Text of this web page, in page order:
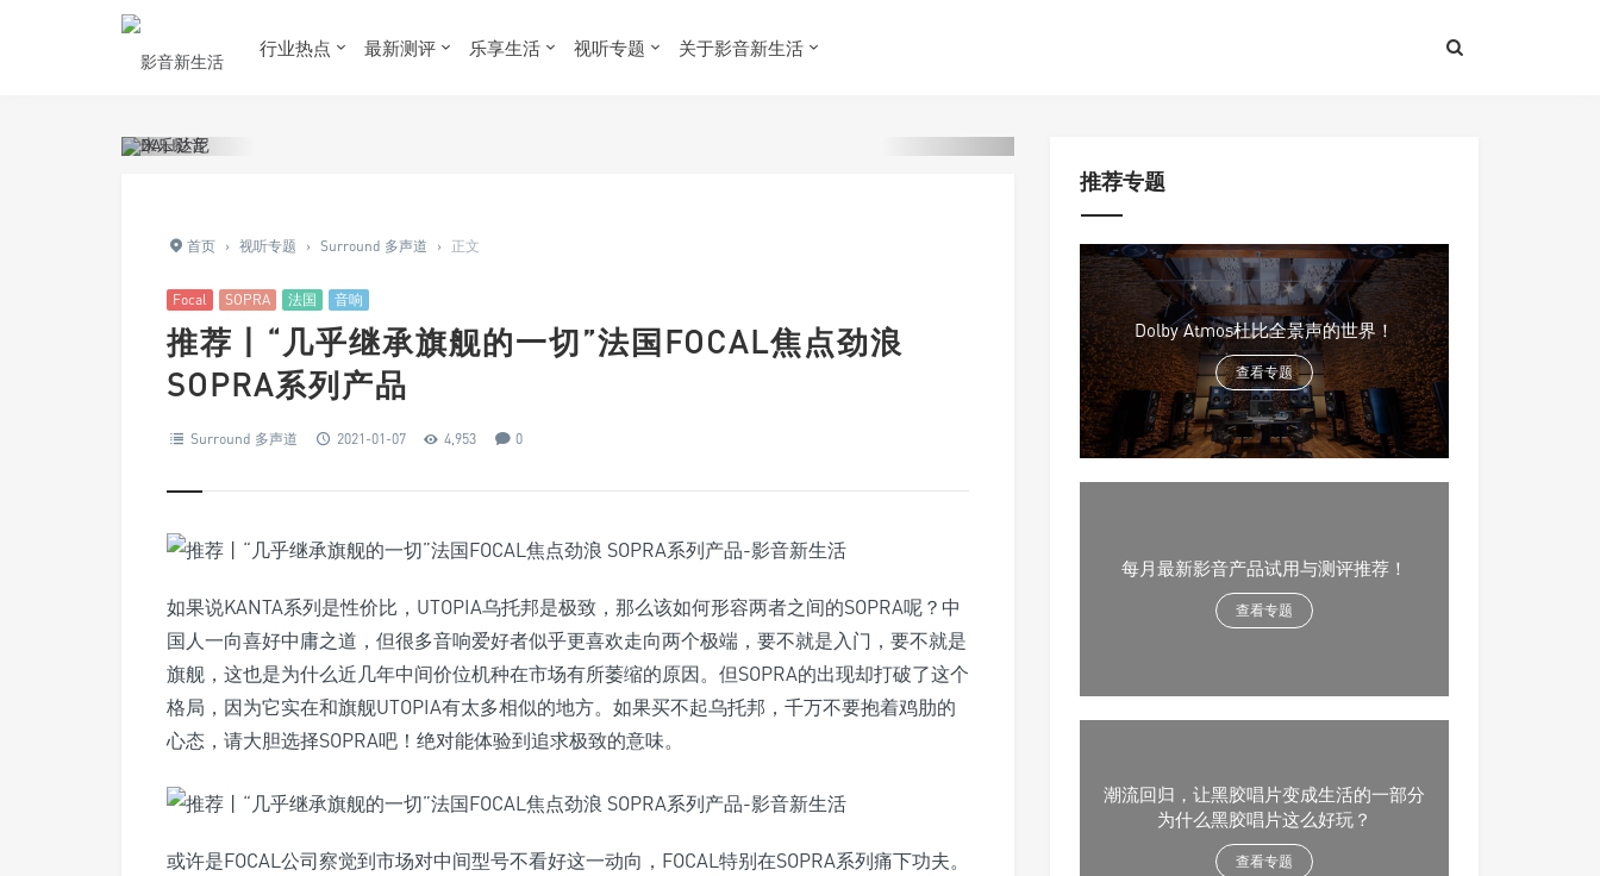
行业热点 最新测评 乐享生活 视听专题 关于影音新生活
首页 › 视听专题 › Surround 多声道 › 正文
Focal SOPRA 法国 音响
推荐丨“几乎继承旗舰的一切”法国FOCAL焦点劲浪
SOPRA系列产品
Surround 多声道 2021-01-07 4,953 0
如果说KANTA系列是性价比，UTOPIA乌托邦是极致，那么该如何形容两者之间的SOPRA呢？中
国人一向喜好中庸之道，但很多音响爱好者似乎更喜欢走向两个极端，要不就是入门，要不就是
旗舰，这也是为什么近几年中间价位机种在市场有所萎缩的原因。但SOPRA的出现却打破了这个
格局，因为它实在和旗舰UTOPIA有太多相似的地方。如果买不起乌托邦，千万不要抱着鸡肋的
心态，请大胆选择SOPRA吧！绝对能体验到追求极致的意味。
或许是FOCAL公司察觉到市场对中间型号不看好这一动向，FOCAL特别在SOPRA系列痛下功夫。
推荐专题
Dolby Atmos杜比全景声的世界！
查看专题
每月最新影音产品试用与测评推荐！
查看专题
潮流回归，让黑胶唱片变成生活的一部分
为什么黑胶唱片这么好玩？
查看专题